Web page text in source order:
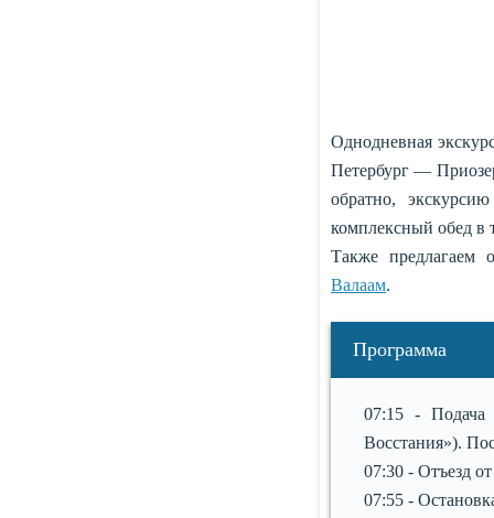
Однодневная
Петербург —
обратно,
комплексный обед в
Также предлагаем
Валаам.
Программа
07:15 - Подача
Восстания»).
07:30 - Отъезд
07:55 -